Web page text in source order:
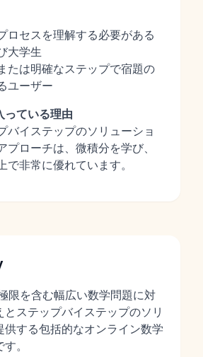
ロセスを理解する必要がある
大学生
たは明確なステップで宿題の
ユーザー
っている理由
バイステップのソリューショ
プローチは、微積分を学び、
で非常に優れています。
限を含む幅広い数学問題に対
とステップバイステップのソリ
供する包括的なオンライン数学
。